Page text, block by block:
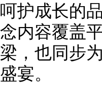
呵护成长的
念内容覆盖
梁，也同步
盛宴。